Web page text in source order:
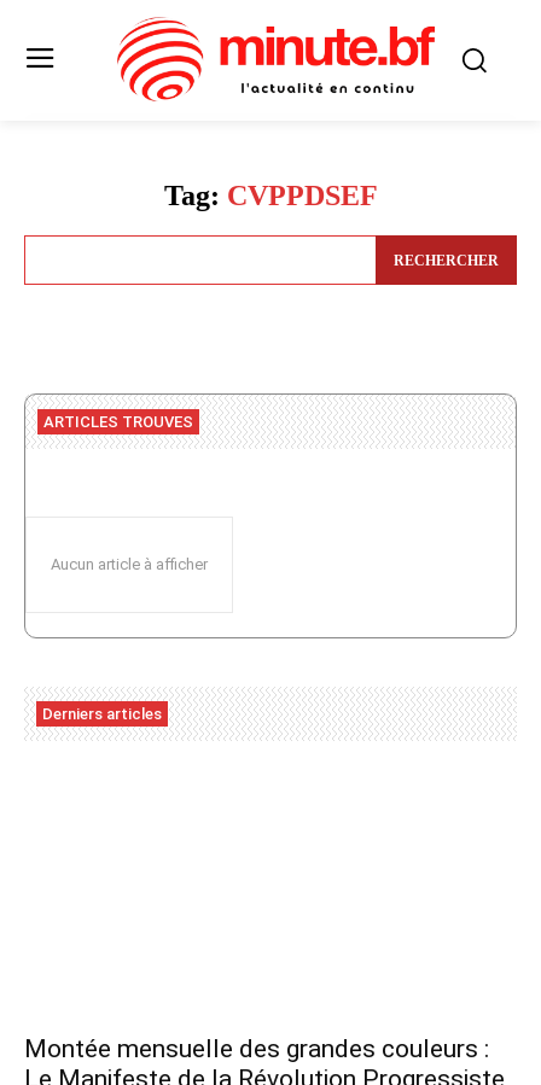
Tag: CVPPDSEF
RECHERCHER
ARTICLES TROUVES
Aucun article à afficher
Derniers articles
Montée mensuelle des grandes couleurs :
Le Manifeste de la Révolution Progressiste